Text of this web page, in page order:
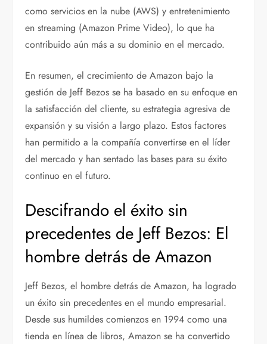
como servicios en la nube (AWS) y entretenimiento
en streaming (Amazon Prime Video), lo que ha
contribuido aún más a su dominio en el mercado.
En resumen, el crecimiento de Amazon bajo la
gestión de Jeff Bezos se ha basado en su enfoque en
la satisfacción del cliente, su estrategia agresiva de
expansión y su visión a largo plazo. Estos factores
han permitido a la compañía convertirse en el líder
del mercado y han sentado las bases para su éxito
continuo en el futuro.
Descifrando el éxito sin
precedentes de Jeff Bezos: El
hombre detrás de Amazon
Jeff Bezos, el hombre detrás de Amazon, ha logrado
un éxito sin precedentes en el mundo empresarial.
Desde sus humildes comienzos en 1994 como una
tienda en línea de libros, Amazon se ha convertido